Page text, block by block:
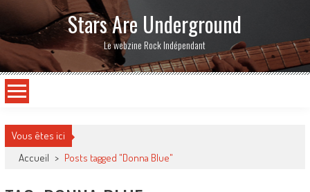
Stars Are Underground
Le webzine Rock Indépendant
Vous êtes ici
Accueil > Posts tagged "Donna Blue"